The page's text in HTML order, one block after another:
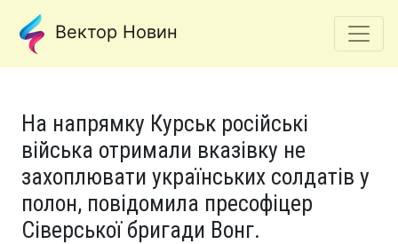
Вектор Новин
На напрямку Курськ російські
війська отримали вказівку не
захоплювати українських солдатів у
полон, повідомила пресофіцер
Сіверської бригади Вонг.